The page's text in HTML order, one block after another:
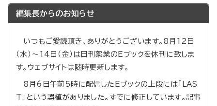
編集長からのお知らせ
いつもご愛読頂き、ありがとうございます。8月12日
（水）～14日（金）は日刊薬業のEブックを休刊に致しま
す。ウェブサイトは随時更新します。
8月6日午前5時に配信したEブックの上段には「LAS
T」という誤植がありました。すでに修正しています。記事